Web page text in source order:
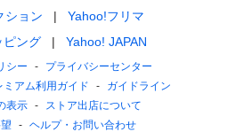
ション
Yahoo!フリマ
ピング
Yahoo! JAPAN
シー
プライバシーセンター
ミアム利用ガイド
ガイドライン
表示
ストア出店について
ヘルプ・お問い合わせ